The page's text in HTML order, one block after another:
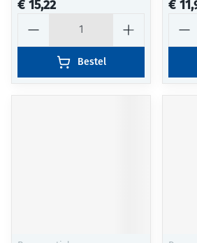
€ 15,22
Bestel
€